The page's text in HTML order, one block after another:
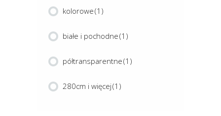
kolorowe(1)
białe i pochodne(1)
półtransparentne(1)
280cm i więcej(1)